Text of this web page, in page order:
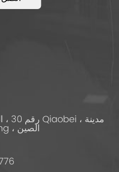
Beipiao ، مقاطعة Liaoning ، الصين